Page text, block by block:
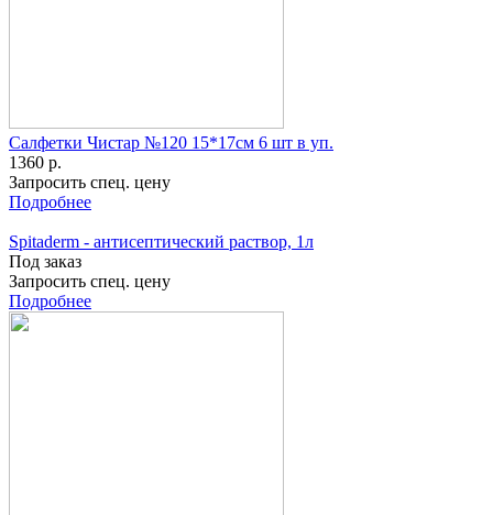
Салфетки Чистар №120 15*17см 6 шт в уп.
1360 р.
Запросить спец. цену
Подробнее
Spitaderm - антисептический раствор, 1л
Под заказ
Запросить спец. цену
Подробнее